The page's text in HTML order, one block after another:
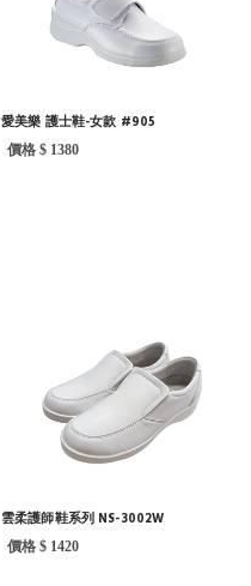
愛美樂 護士鞋-女款 #905
價格 $ 1380
雲柔護師鞋系列 NS-3002W
價格 $ 1420